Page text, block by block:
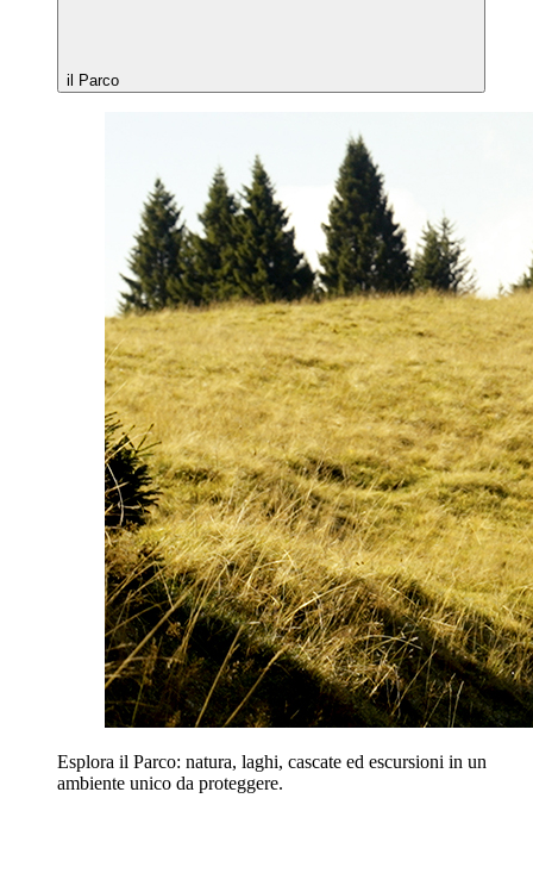
il Parco
Esplora il Parco: natura, laghi, cascate ed escursioni in un
ambiente unico da proteggere.